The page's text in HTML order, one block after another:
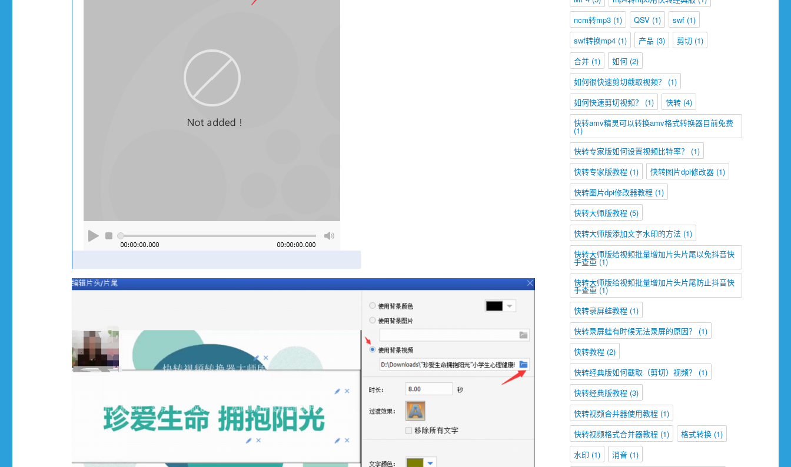
ncm转mp3(1) QSV(1) swf(1)
swf转换mp4(1) 产品 (3) 剪切(1)
合并(1) 如何(2)
如何很快速剪切截取视频？
(1)
如何快速剪切视频？
(1) 快转(4)
快转amv精灵可以转换amv格式转换器目前免费
(1)
快转专家版如何设置视频比特率？
(1)
快转专家版教程(1) 快转图片dpi修改器(1)
快转图片dpi修改器教程(1)
快转大师版教程(5)
快转大师版添加文字水印的方法(1)
快转大师版给视频批量增加片头片尾以免抖音快
手查重(1)
快转大师版给视频批量增加片头片尾防止抖音快
手查重(1)
快转录屏蛙教程(1)
快转录屏蛙有时候无法录屏的原因？
(1)
快转教程(2)
快转经典版如何截取（剪切）视频？
(1)
快转经典版教程(3)
快转视频合并器使用教程(1)
快转视频格式合并器教程(1) 格式转换(1)
水印 (1) 消音(1)